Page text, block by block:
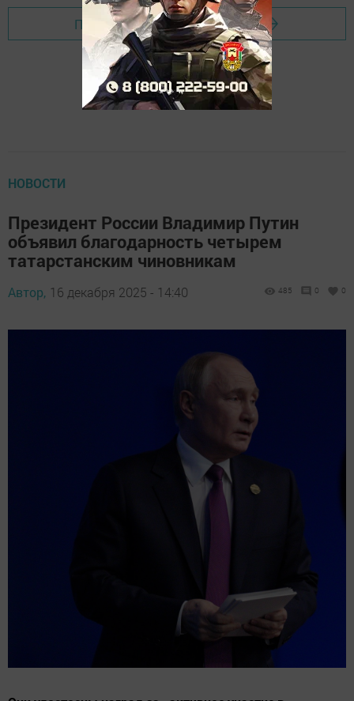
Перейти на страницу новости
НОВОСТИ
Президент России Владимир Путин
объявил благодарность четырем
татарстанским чиновникам
Автор, 16 декабря 2025 - 14:40 485 0 0